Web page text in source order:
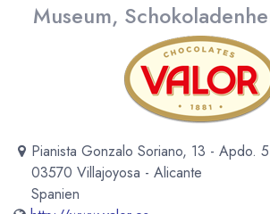
Museum,
Pianista Gonzalo Soriano, 13 - Apdo. 5
03570 Villajoyosa - Alicante
Spanien